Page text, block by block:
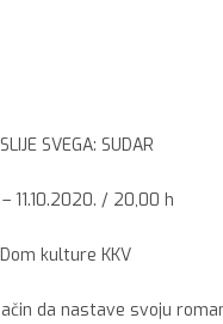
SVEGA: SUDAR
– 11.10.2020. / 20,00 h
Dom kulture KKV
da nastave svoju